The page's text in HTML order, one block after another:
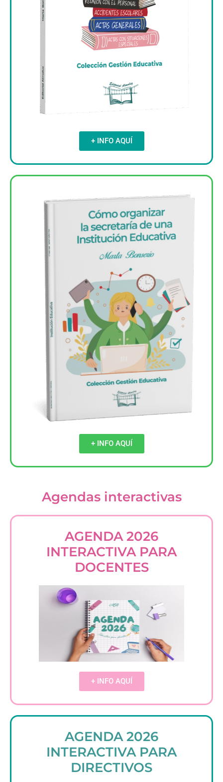
+ INFO AQUÍ
+ INFO AQUÍ
Agendas interactivas
AGENDA 2026
INTERACTIVA PARA
DOCENTES
+ INFO AQUÍ
AGENDA 2026
INTERACTIVA PARA
DIRECTIVOS